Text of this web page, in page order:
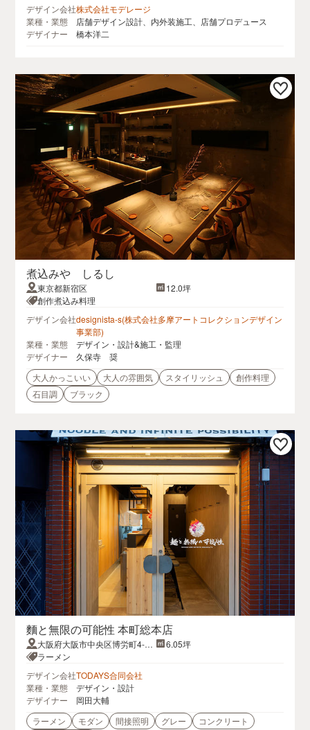
デザイン会社株式会社モデレージ
業種・業態
店舗デザイン設計、内外装施工、店舗プロデュース
デザイナー
橋本洋二
煮込みや しるし
東京都新宿区
12.0坪
創作煮込み料理
デザイン会社designista-s(株式会社多摩アートコレクションデザイン
事業部)
業種・業態
デザイン・設計&施工・監理
デザイナー
久保寺 奨
大人かっこいい
大人の雰囲気 スタイリッシュ
創作料理
石目調
ブラック
麵と無限の可能性 本町総本店
大阪府大阪市中央区博労町4-7-
1ノバカネイチ本町御堂
6.05坪
ラーメン
デザイン会社TODAYS合同会社
業種・業態
デザイン・設計
デザイナー
岡田大輔
ラーメン
モダン 間接照明 グレー
コンクリート